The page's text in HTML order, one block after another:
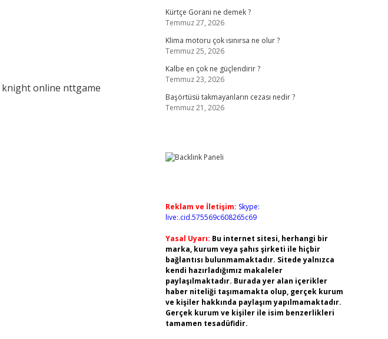
knight online nttgame
Kürtçe Gorani ne demek ?
Temmuz 27, 2026
Klima motoru çok ısınırsa ne olur ?
Temmuz 25, 2026
Kalbe en çok ne güçlendirir ?
Temmuz 23, 2026
Başörtüsü takmayanların cezası nedir ?
Temmuz 21, 2026
Reklam ve İletişim: Skype:
live:.cid.575569c608265c69
Yasal Uyarı: Bu internet sitesi, herhangi bir
marka, kurum veya şahıs şirketi ile hiçbir
bağlantısı bulunmamaktadır. Sitede yalnızca
kendi hazırladığımız makaleler
paylaşılmaktadır. Burada yer alan içerikler
haber niteliği taşımamakta olup, gerçek kurum
ve kişiler hakkında paylaşım yapılmamaktadır.
Gerçek kurum ve kişiler ile isim benzerlikleri
tamamen tesadüfidir.